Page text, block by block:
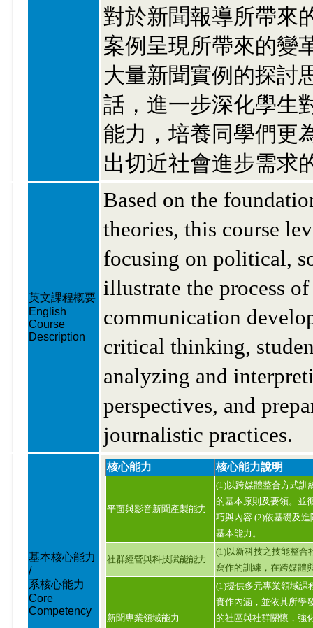
對於新聞報導所帶來
案例呈現所帶來的變
大量新聞實例的探討
話，進一步深化學生
能力，培養同學們更
出切近社會進步需求
英文課程概要
English
Course
Description
Based on the
theories, this course
focusing on political,
illustrate the process
communication
critical thinking,
analyzing and
perspectives, and
journalistic practices.
基本核心能力
/
系核心能力
Core
Competency
核心能力 核心能力說明
平面與影音新聞產製能力
(1)以跨媒體整合方式訓
的基本原則及要領。並
巧與內容 (2)依基礎及
基本能力。
社群經營與科技賦能能力
(1)以新科技之技能整合
寫作的訓練，在跨媒體
新聞專業領域能力
(1)提供多元專業領域課
實作內涵，並依其所學
的社區與社群關懷，強